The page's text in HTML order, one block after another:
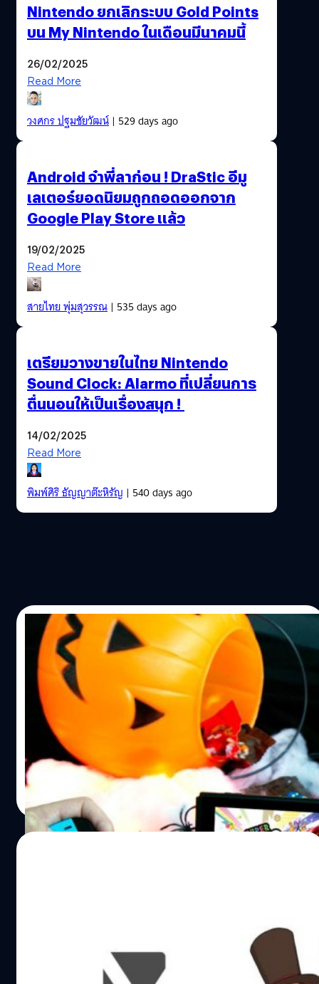
Nintendo ยกเลิกระบบ Gold Points
บน My Nintendo ในเดือนมีนาคมนี้
26/02/2025
Read More
วงศกร ปฐมชัยวัฒน์| 529 days ago
Android จ๋าพี่ลาก่อน ! DraStic อีมู
เลเตอร์ยอดนิยมถูกถอดออกจาก
Google Play Store แล้ว
19/02/2025
Read More
สายไทย พุ่มสุวรรณ| 535 days ago
เตรียมวางขายในไทย Nintendo
Sound Clock: Alarmo ที่เปลี่ยนการ
ตื่นนอนให้เป็นเรื่องสนุก !
14/02/2025
Read More
พิมพ์ศิริ ธัญญาต๊ะหิรัญ | 540 days ago
23/05/2024
Nintendo เข้าถือหุ้น Shiver Entertainment
สตูดิโอผู้พอร์ต Hogwarts Legacy มายัง
Switch
Nintendo ขยับเสริมทัพเข้าถือหุ้น Shiver Entertainment สตู
ดิโอที่พอร์ต Hogwarts Legacy, Mortal Kombat 1 และอีก
หลายเกมมาลงให้กับ Nintendo Switch
จีรนาถ เรืองทรัพย์| 807 days ago
Read More
ประธาน Level 5 กล่าวว่าเขาต้องการสร้างเกมอีโรติกที่มี
เนื้อหาเรื่องเพศ และเกมที่มีความรุนแรงระดับ 18+